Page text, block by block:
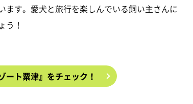
ます。愛犬と旅行を楽しんでいる飼い主さんに
う！
ート粟津』をチェック！